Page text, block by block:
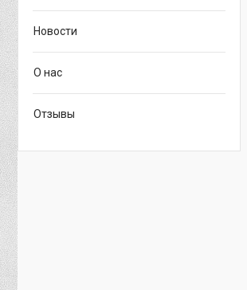
Новости
О нас
Отзывы